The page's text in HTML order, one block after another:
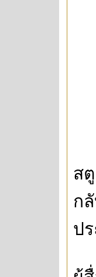
ส
ก
ป